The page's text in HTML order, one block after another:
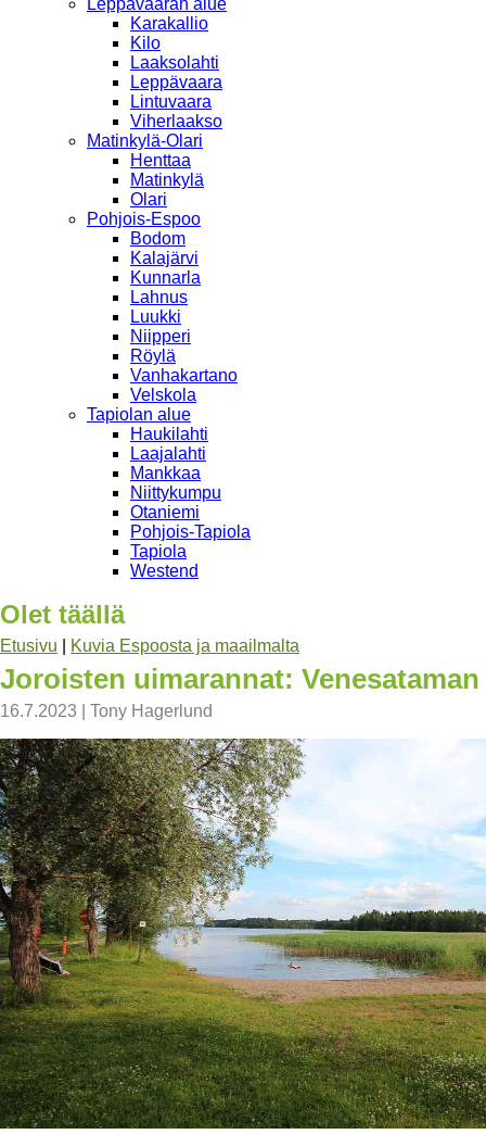
Karakallio
Kilo
Laaksolahti
Leppävaara
Lintuvaara
Viherlaakso
Matinkylä-Olari
Henttaa
Matinkylä
Olari
Pohjois-Espoo
Bodom
Kalajärvi
Kunnarla
Lahnus
Luukki
Niipperi
Röylä
Vanhakartano
Velskola
Tapiolan alue
Haukilahti
Laajalahti
Mankkaa
Niittykumpu
Otaniemi
Pohjois-Tapiola
Tapiola
Westend
Olet täällä
Etusivu Kuvia Espoosta ja maailmalta
Joroisten uimarannat:
16.7.2023 Tony Hagerlund